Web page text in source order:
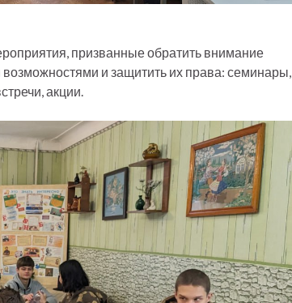
призванные обратить внимание
и защитить их права: семинары,
акции.